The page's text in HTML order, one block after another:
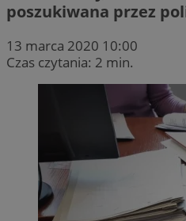
poszukiwana przez
13 marca 2020 10:00
Czas czytania: 2 min.